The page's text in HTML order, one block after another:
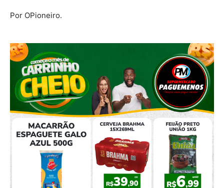
Por OPioneiro.